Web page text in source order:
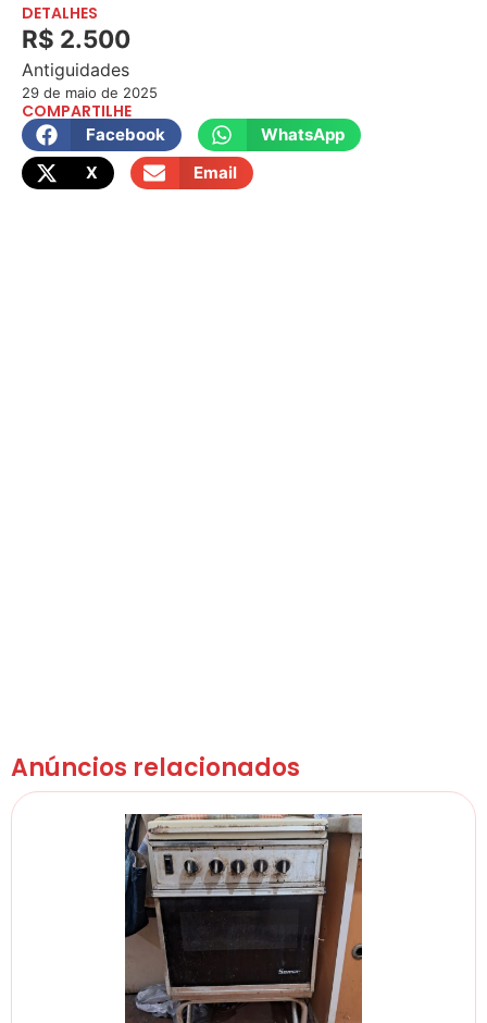
DETALHES
R$ 2.500
Antiguidades
29 de maio de 2025
COMPARTILHE
Facebook
WhatsApp
X
Email
Anúncios relacionados